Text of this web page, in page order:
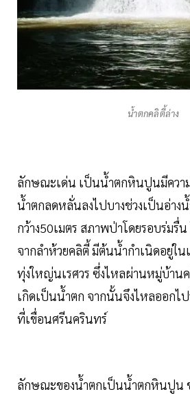
น้ำตกคลิตี้ล่าง
ลักษณะเด่น เป็นน้ำตกหินปูนมีควา
น้ำตกลดหลั่นลงไปบางช่วงเป็นอ่าง
กว้าง50เมตร สภาพป่าโดยรอบร่มรื่
จากลำห้วยคลิตี้ มีต้นน้ำกำเนิดอยู่ใ
ทุ่งใหญ่นเรศวร ซึ่งไหลผ่านหมู่บ้าน
เกิดเป็นน้ำตก จากนั้นจึงไหลออกไป
ที่เขื่อนศรีนครินทร์
ลักษณะของน้ำตกเป็นน้ำตกหินปูน